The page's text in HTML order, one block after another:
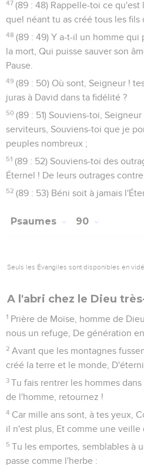
47 (89 : 48) Rappelle-toi ce qu'est
quel néant tu as créé tous les fils
48 (89 : 49) Y a-t-il un homme qui
la mort, Qui puisse sauver son
Pause.
49 (89 : 50) Où sont, Seigneur !
juras à David dans ta fidélité ?
50 (89 : 51) Souviens-toi,
serviteurs, Souviens-toi que je
peuples nombreux ;
51 (89 : 52) Souviens-toi des
Éternel ! De leurs outrages
52 (89 : 53) Béni soit à jamais
Psaumes 90
Seuls les Évangiles sont disponibles en
A l'abri chez le Dieu
1 Prière de Moïse, homme de
nous un refuge, De génération
2 Avant que les montagnes
créé la terre et le monde,
3 Tu fais rentrer les hommes
de l'homme, retournez !
4 Car mille ans sont, à tes yeux,
il n'est plus, Et comme une veille
5 Tu les emportes, semblables à
passe comme l'herbe :